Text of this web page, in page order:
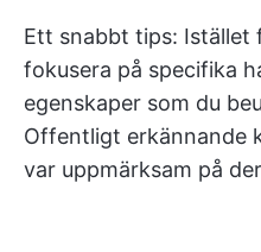
Ett snabbt tips: Istället
fokusera på specifika
egenskaper som du
Offentligt erkännande
var uppmärksam på